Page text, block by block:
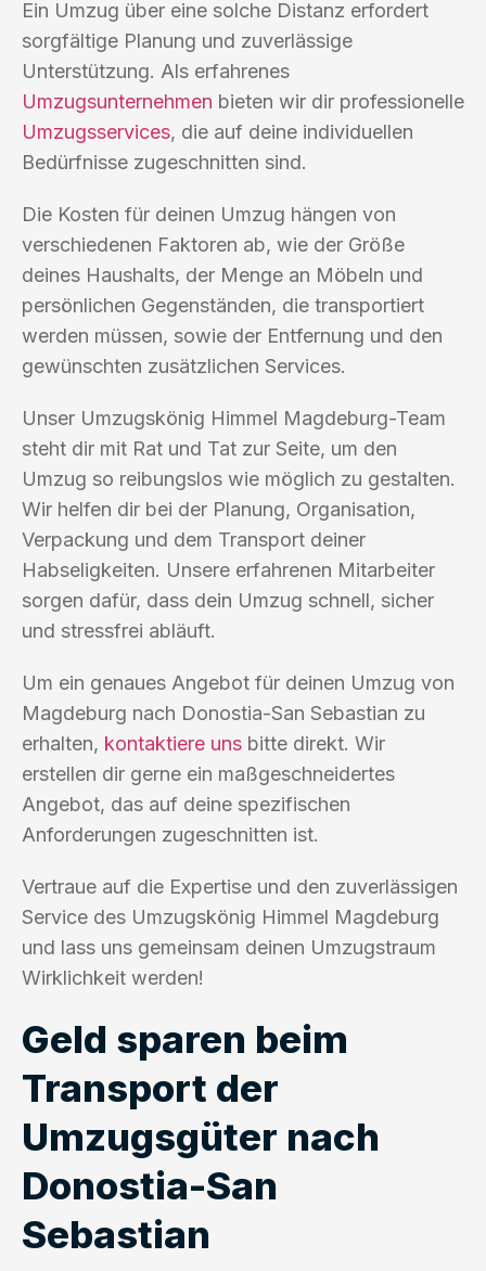
Ein Umzug über eine solche Distanz erfordert
sorgfältige Planung und zuverlässige
Unterstützung. Als erfahrenes
Umzugsunternehmen bieten wir dir professionelle
Umzugsservices, die auf deine individuellen
Bedürfnisse zugeschnitten sind.
Die Kosten für deinen Umzug hängen von
verschiedenen Faktoren ab, wie der Größe
deines Haushalts, der Menge an Möbeln und
persönlichen Gegenständen, die transportiert
werden müssen, sowie der Entfernung und den
gewünschten zusätzlichen Services.
Unser Umzugskönig Himmel Magdeburg-Team
steht dir mit Rat und Tat zur Seite, um den
Umzug so reibungslos wie möglich zu gestalten.
Wir helfen dir bei der Planung, Organisation,
Verpackung und dem Transport deiner
Habseligkeiten. Unsere erfahrenen Mitarbeiter
sorgen dafür, dass dein Umzug schnell, sicher
und stressfrei abläuft.
Um ein genaues Angebot für deinen Umzug von
Magdeburg nach Donostia-San Sebastian zu
erhalten, kontaktiere uns bitte direkt. Wir
erstellen dir gerne ein maßgeschneidertes
Angebot, das auf deine spezifischen
Anforderungen zugeschnitten ist.
Vertraue auf die Expertise und den zuverlässigen
Service des Umzugskönig Himmel Magdeburg
und lass uns gemeinsam deinen Umzugstraum
Wirklichkeit werden!
Geld sparen beim
Transport der
Umzugsgüter nach
Donostia-San
Sebastian